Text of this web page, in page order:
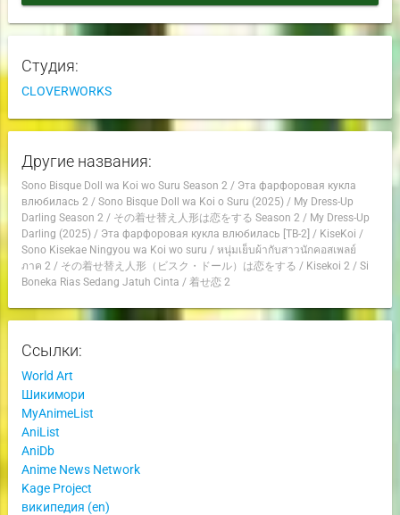
Студия:
CLOVERWORKS
Другие названия:
Sono Bisque Doll wa Koi wo Suru Season 2 / Эта фарфоровая кукла
влюбилась 2 / Sono Bisque Doll wa Koi o Suru (2025)/ My Dress-Up
Darling Season 2 / その着せ替え人形は恋をする Season 2 / My Dress-Up
Darling (2025)/ Эта фарфоровая кукла влюбилась [ТВ-2] / KiseKoi /
Sono Kisekae Ningyou wa Koi wo suru / หนุ่มเย็บผ้ากับสาวนักคอสเพลย์
ภาค 2 / その着せ替え人形（ビスク・ドール）は恋をする / Kisekoi 2 / Si
Boneka Rias Sedang Jatuh Cinta / 着せ恋 2
Ссылки:
World Art
Шикимори
MyAnimeList
AniList
AniDb
Anime News Network
Kage Project
википедия (en)